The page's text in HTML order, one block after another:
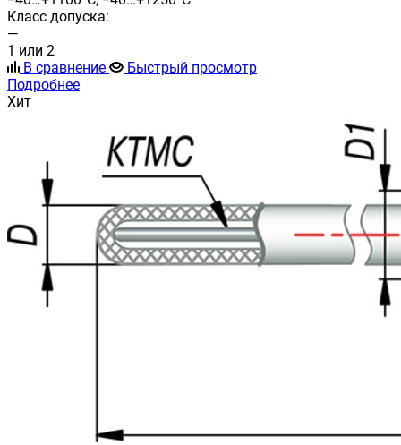
Класс допуска:
—
1 или 2
В сравнение
Быстрый просмотр
Подробнее
Хит